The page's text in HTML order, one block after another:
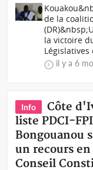
de la
la victoire
Législatives
il y a 6
Info
Côte
liste PDCI-
Bongouanou
un recours
Conseil